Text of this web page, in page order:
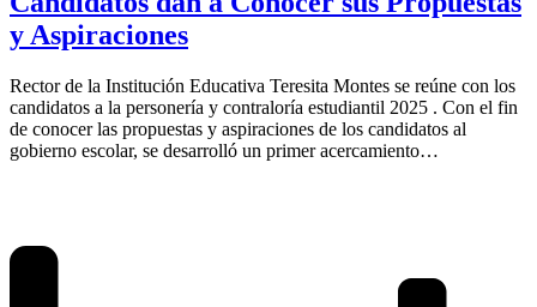
y Aspiraciones
Rector de la Institución Educativa Teresita Montes se reúne con los
candidatos a la personería y contraloría estudiantil 2025 . Con el fin
de conocer las propuestas y aspiraciones de los candidatos al
gobierno escolar, se desarrolló un primer acercamiento…